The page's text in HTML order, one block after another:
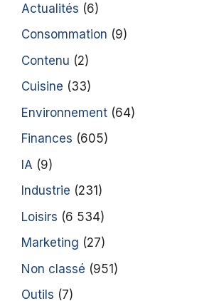
Actualités (6)
Consommation (9)
Contenu (2)
Cuisine (33)
Environnement (64)
Finances (605)
IA (9)
Industrie (231)
Loisirs (6 534)
Marketing (27)
Non classé (951)
Outils (7)